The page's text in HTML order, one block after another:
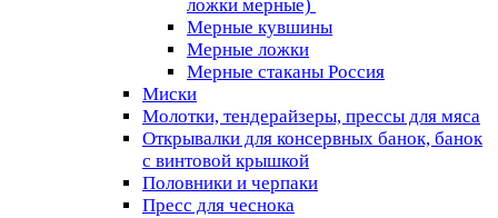
ложки мерные)
Мерные кувшины
Мерные ложки
Мерные стаканы Россия
Миски
Молотки, тендерайзеры, прессы для мяса
Открывалки для консервных банок, банок
с винтовой крышкой
Половники и черпаки
Пресс для чеснока